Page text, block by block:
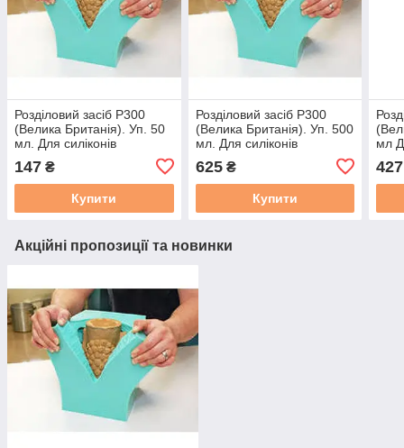
Розділовий засіб P300
(Велика Британія). Уп. 50
мл. Для силіконів
147 ₴
Купити
Розділовий засіб P300
(Велика Британія). Уп. 500
мл. Для силіконів
625₴
Купити
мл
427
Акційні пропозиції та новинки